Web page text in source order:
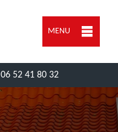
MENU
06 52 41 80 32